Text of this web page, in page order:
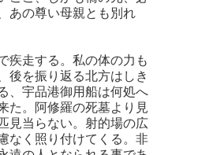
あの尊い母親とも別れ
疾走する。私の体の力も
後を振り返る北方はしき
、宇品港御用船は何処へ
た。阿修羅の死墓より見
見当らない。射的場の広
なく照り付けてくる。非